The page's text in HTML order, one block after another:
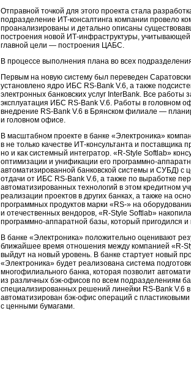
Отправной точкой для этого проекта стала
подразделение ИТ-консалтинга компании провело
проанализированы и детально описаны
построения новой ИТ-инфраструктуры, учитывающей
главной цели — построения ЦАБС.
В процессе выполнения плана во всех
Первым на новую систему был переведен
установлено ядро ИБС RS-Bank V.6, а также
электронных банковских услуг InterBank. Все
эксплуатация ИБС RS-Bank V.6. Работы в головном
внедрение RS-Bank V.6 в Брянском филиале —
и головном офисе.
В масштабном проекте в банке «Электроника»
в не только качестве ИТ-консультанта и поставщика
но и как системный интегратор. «R-Style Softlab»
оптимизации и унификации его программно-
автоматизированной банковской системы и СУБД) с
отдачи от ИБС RS-Bank V.6, а также по выработке
автоматизированных технологий в этом кредитном
реализации проектов в других банках, а также на
программных продуктов марки «RS-» на
и отечественных вендоров, «R-Style Softlab»
программно-аппаратной базы, который пригодился и
В банке «Электроника» положительно оценивают
ближайшее время отношения между компанией «R-
выйдут на новый уровень. В банке стартует новый
«Электроника» будет реализована система
многофилиального банка, которая позволит
из различных бэк-офисов по всем подразделениям
специализированных решений линейки RS-Bank V.6 в
автоматизирован бэк-офис операций с
с ценными бумагами.